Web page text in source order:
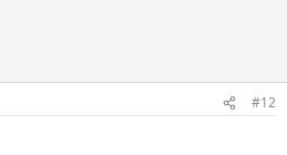
#12